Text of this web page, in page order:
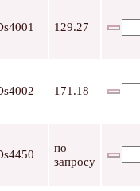
129.27
171.18
по
запросу